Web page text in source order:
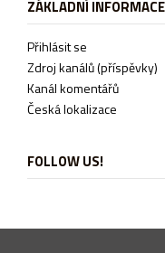
ZÁKLADNÍ INFORMACE
Přihlásit se
Zdroj kanálů (příspěvky)
Kanál komentářů
Česká lokalizace
FOLLOW US!